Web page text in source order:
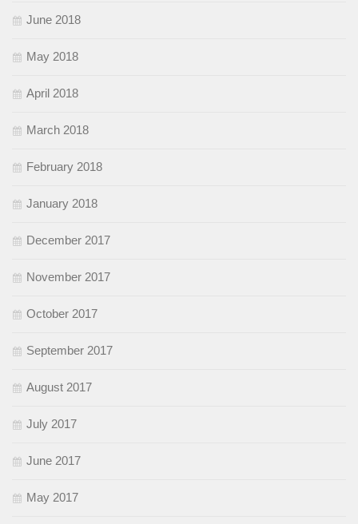
June 2018
May 2018
April 2018
March 2018
February 2018
January 2018
December 2017
November 2017
October 2017
September 2017
August 2017
July 2017
June 2017
May 2017